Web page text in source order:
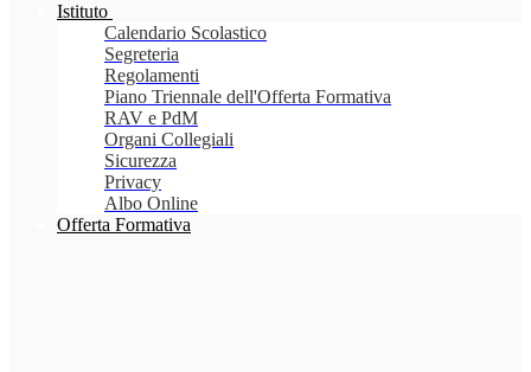
Istituto
Calendario Scolastico
Segreteria
Regolamenti
Piano Triennale dell'Offerta Formativa
RAV e PdM
Organi Collegiali
Sicurezza
Privacy
Albo Online
Offerta Formativa